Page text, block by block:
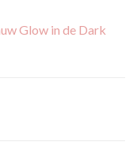
gekozen
Glow in de Dark